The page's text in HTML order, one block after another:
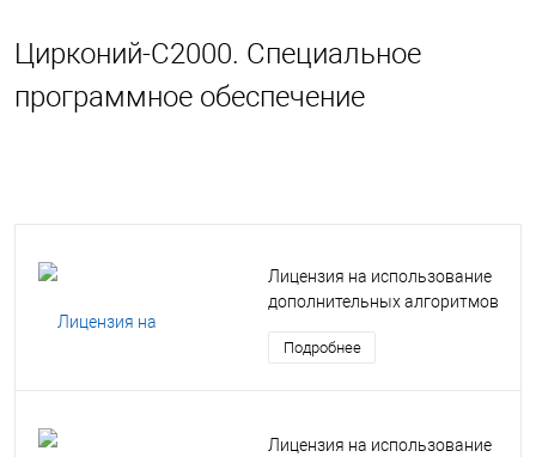
Цирконий-С2000. Специальное
программное обеспечение
Лицензия на использование
дополнительных алгоритмов
Подробнее
Лицензия на использование